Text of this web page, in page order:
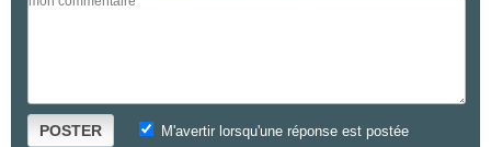
POSTER M'avertir lorsqu'une réponse est postée